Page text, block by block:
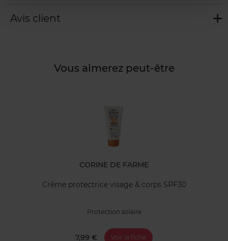
Avis client
Vous aimerez peut-être
CORINE DE FARME
Crème protectrice visage & corps SPF30
Protection solaire
7,99 € Voir la fiche